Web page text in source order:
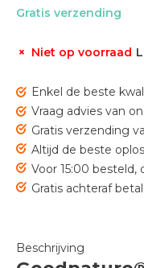
Gratis verzending
Niet op voorraad
Enkel de beste
Vraag advies van
Gratis verzending
Altijd de beste
Voor 15:00
Gratis achteraf
Beschrijving